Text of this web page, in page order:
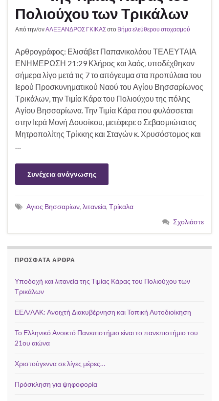
Πολιούχου των Τρικάλων
Από την/ονΑΛΕΞΑΝΔΡΟΣ ΓΚΙΚΑΣστο Βήμα ελεύθερου στοχασμού
Αρθρογράφος: Ελισάβετ Παπανικολάου ΤΕΛΕΥΤΑΙΑ
ΕΝΗΜΕΡΩΣΗ 21:29 Κλήρος και λαός, υποδέχθηκαν
σήμερα λίγο μετά τις 7 το απόγευμα στα προπύλαια του
Ιερού Προσκυνηματικού Ναού του Αγίου Βησσαρίωνος
Τρικάλων, την Τιμία Κάρα του Πολιούχου της πόλης
Αγίου Βησσαρίωνα. Την Τιμία Κάρα που φυλάσσεται
στην Ιερά Μονή Δουσίκου, μετέφερε ο Σεβασμιώτατος
Μητροπολίτης Τρίκκης και Σταγών κ. Χρυσόστομος και
…
Συνέχεια ανάγνωσης
Αγιος Βησσαρίων, λιτανεία, Τρίκαλα
Σχολιάστε
ΠΡΌΣΦΑΤΑ ΆΡΘΡΑ
Υποδοχή και λιτανεία της Τιμίας Κάρας του Πολιούχου των
Τρικάλων
ΕΕΛ/ΛΑΚ: Ανοιχτή Διακυβέρνηση και Τοπική Αυτοδιοίκηση
Το Ελληνικό Ανοικτό Πανεπιστήμιο είναι το πανεπιστήμιο του
21ου αιώνα
Χριστούγεννα σε λίγες μέρες…
Πρόσκληση για ψηφοφορία